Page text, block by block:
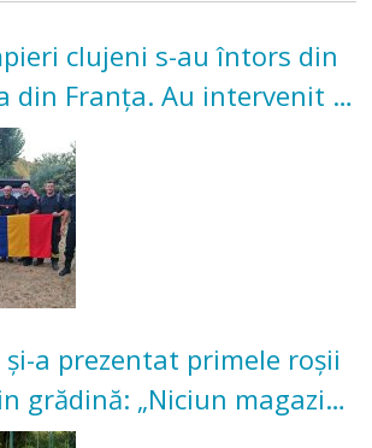
clujeni s-au întors din
din Franța. Au intervenit la
vegetație și pădure
și-a prezentat primele roșii
grădină: „Niciun magazin
această satisfacție”